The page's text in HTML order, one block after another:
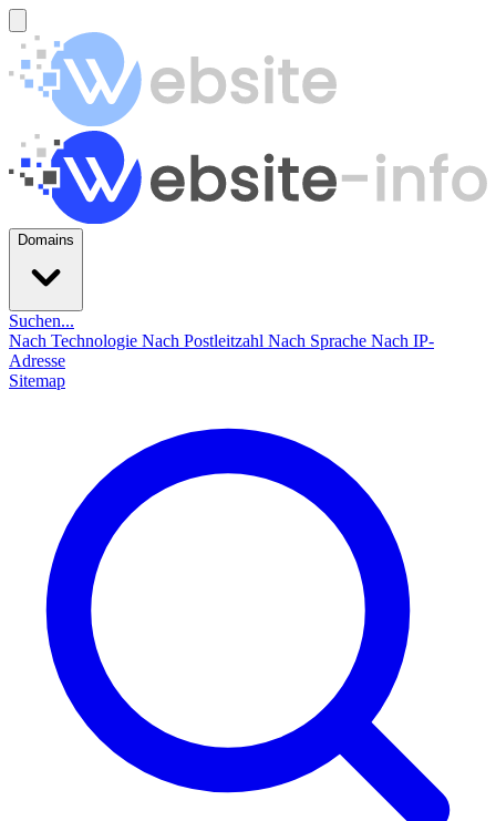
Domains
Suchen...
Nach Technologie Nach Postleitzahl Nach Sprache Nach IP-
Adresse
Sitemap